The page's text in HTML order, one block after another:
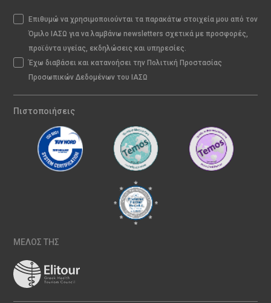
Επιθυμώ να χρησιμοποιούνται τα παρακάτω στοιχεία μου από τον
Όμιλο ΙΑΣΩ για να λαμβάνω newsletters σχετικά με προσφορές,
προϊόντα υγείας, εκδηλώσεις και υπηρεσίες.
Έχω διαβάσει και κατανοήσει την Πολιτική Προστασίας
Προσωπικών Δεδομένων του ΙΑΣΩ
Πιστοποιήσεις
ΜΕΛΟΣ ΤΗΣ